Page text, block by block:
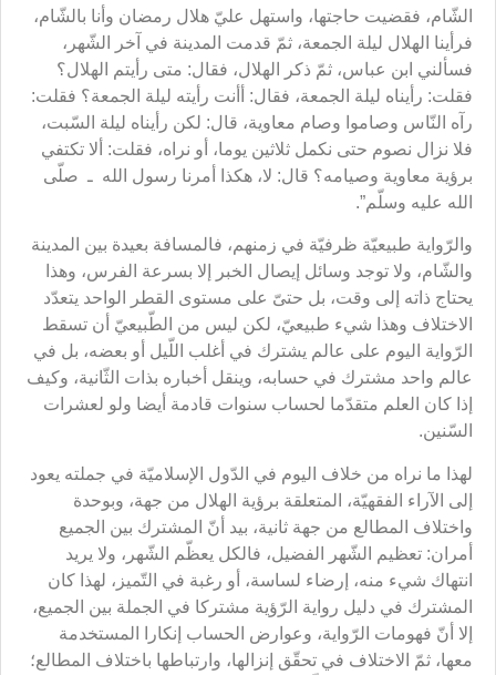
الشّام، فقضيت حاجتها، واستهل عليّ هلال رمضان وأنا بالشّام،
فرأينا الهلال ليلة الجمعة، ثمّ قدمت المدينة في آخر الشّهر،
فسألني ابن عباس، ثمّ ذكر الهلال، فقال: متى رأيتم الهلال؟
فقلت: رأيناه ليلة الجمعة، فقال: أأنت رأيته ليلة الجمعة؟ فقلت:
رآه النّاس وصاموا وصام معاوية، قال: لكن رأيناه ليلة السّبت،
فلا نزال نصوم حتى نكمل ثلاثين يوما، أو نراه، فقلت: ألا تكتفي
برؤية معاوية وصيامه؟ قال: لا، هكذا أمرنا رسول الله ـ صلّى
الله عليه وسلّم”.
والرّواية طبيعيّة ظرفيّة في زمنهم، فالمسافة بعيدة بين المدينة
والشّام، ولا توجد وسائل إيصال الخبر إلا بسرعة الفرس، وهذا
يحتاج ذاته إلى وقت، بل حتىّ على مستوى القطر الواحد يتعدّد
الاختلاف وهذا شيء طبيعيّ، لكن ليس من الطّبيعيّ أن تسقط
الرّواية اليوم على عالم يشترك في أغلب اللّيل أو بعضه، بل في
عالم واحد مشترك في حسابه، وينقل أخباره بذات الثّانية، وكيف
إذا كان العلم متقدّما لحساب سنوات قادمة أيضا ولو لعشرات
السّنين.
لهذا ما نراه من خلاف اليوم في الدّول الإسلاميّة في جملته يعود
إلى الآراء الفقهيّة، المتعلقة برؤية الهلال من جهة، وبوحدة
واختلاف المطالع من جهة ثانية، بيد أنّ المشترك بين الجميع
أمران: تعظيم الشّهر الفضيل، فالكل يعظّم الشّهر، ولا يريد
انتهاك شيء منه، إرضاء لساسة، أو رغبة في التّميز، لهذا كان
المشترك في دليل رواية الرّؤية مشتركا في الجملة بين الجميع،
إلا أنّ فهومات الرّواية، وعوارض الحساب إنكارا المستخدمة
معها، ثمّ الاختلاف في تحقّق إنزالها، وارتباطها باختلاف المطالع؛